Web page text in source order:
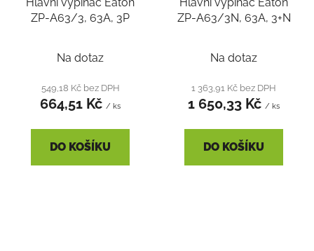
ZP-A63/3, 63A, 3P
Na dotaz
549,18 Kč bez DPH
664,51 Kč / ks
DO KOŠÍKU
ZP-A63/3N, 63A, 3+N
Na dotaz
1 363,91 Kč bez DPH
1 650,33 Kč / ks
DO KOŠÍKU